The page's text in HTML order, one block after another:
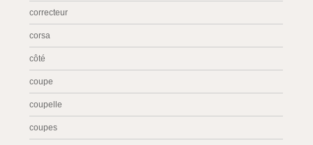
correcteur
corsa
côté
coupe
coupelle
coupes